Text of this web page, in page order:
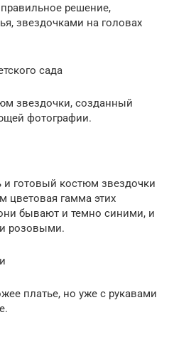
решение,
звездочками на головах
сада
звездочки, созданный
фотографии.
готовый костюм звездочки
цветовая гамма этих
бывают и темно синими, и
розовыми.
платье, но уже с рукавами